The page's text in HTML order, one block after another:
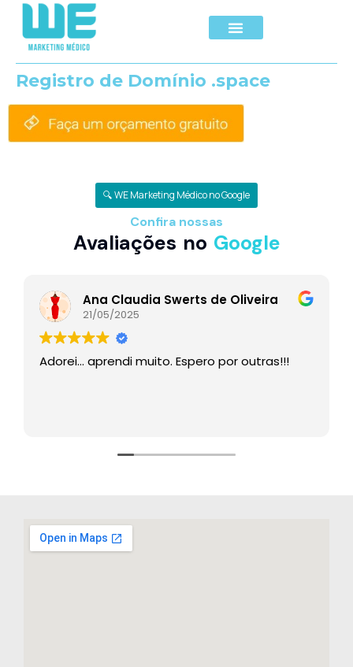
Registro de Domínio .space
🔍 WE Marketing Médico no Google
Confira nossas
Avaliações no Google
Ana Claudia Swerts de Oliveira
21/05/2025
Adorei… aprendi muito. Espero por outras!!!